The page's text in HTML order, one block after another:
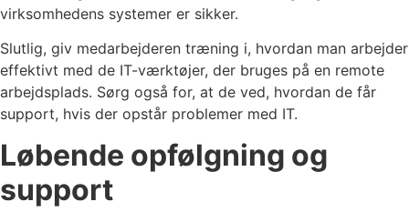
virksomhedens systemer er sikker.
Slutlig, giv medarbejderen træning i, hvordan man arbejder
effektivt med de IT-værktøjer, der bruges på en remote
arbejdsplads. Sørg også for, at de ved, hvordan de får
support, hvis der opstår problemer med IT.
Løbende opfølgning og
support